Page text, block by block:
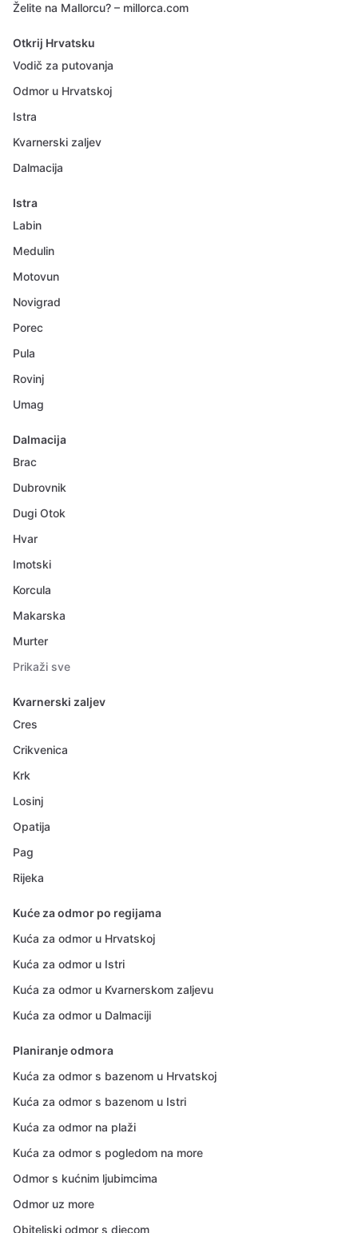
Želite na Mallorcu? – millorca.com
Otkrij Hrvatsku
Vodič za putovanja
Odmor u Hrvatskoj
Istra
Kvarnerski zaljev
Dalmacija
Istra
Labin
Medulin
Motovun
Novigrad
Porec
Pula
Rovinj
Umag
Dalmacija
Brac
Dubrovnik
Dugi Otok
Hvar
Imotski
Korcula
Makarska
Murter
Prikaži sve
Kvarnerski zaljev
Cres
Crikvenica
Krk
Losinj
Opatija
Pag
Rijeka
Kuće za odmor po regijama
Kuća za odmor u Hrvatskoj
Kuća za odmor u Istri
Kuća za odmor u Kvarnerskom zaljevu
Kuća za odmor u Dalmaciji
Planiranje odmora
Kuća za odmor s bazenom u Hrvatskoj
Kuća za odmor s bazenom u Istri
Kuća za odmor na plaži
Kuća za odmor s pogledom na more
Odmor s kućnim ljubimcima
Odmor uz more
Obiteljski odmor s djecom